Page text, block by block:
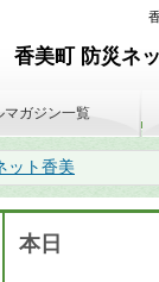
香美町 防災ネ
ット香美
本日
マガジン一覧